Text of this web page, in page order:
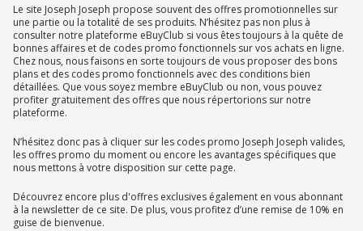
Le site Joseph Joseph propose souvent des offres promotionnelles sur
une partie ou la totalité de ses produits. N’hésitez pas non plus à
consulter notre plateforme eBuyClub si vous êtes toujours à la quête de
bonnes affaires et de codes promo fonctionnels sur vos achats en ligne.
Chez nous, nous faisons en sorte toujours de vous proposer des bons
plans et des codes promo fonctionnels avec des conditions bien
détaillées. Que vous soyez membre eBuyClub ou non, vous pouvez
profiter gratuitement des offres que nous répertorions sur notre
plateforme.
N’hésitez donc pas à cliquer sur les codes promo Joseph Joseph valides,
les offres promo du moment ou encore les avantages spécifiques que
nous mettons à votre disposition sur cette page.
Découvrez encore plus d'offres exclusives également en vous abonnant
à la newsletter de ce site. De plus, vous profitez d’une remise de 10% en
guise de bienvenue.